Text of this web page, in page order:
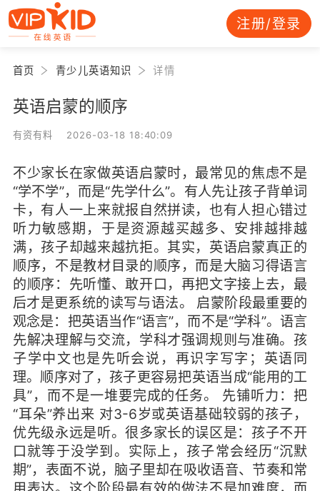
注册/登录
首页 青少儿英语知识 详情
英语启蒙的顺序
有资有料 2026-03-18 18:40:09
不少家长在家做英语启蒙时，最常见的焦虑不是
“学不学”，而是“先学什么”。有人先让孩子背单词
卡，有人一上来就报自然拼读，也有人担心错过
听力敏感期，于是资源越买越多、安排越排越
满，孩子却越来越抗拒。其实，英语启蒙真正的
顺序，不是教材目录的顺序，而是大脑习得语言
的顺序：先听懂、敢开口，再把文字接上去，最
后才是更系统的读写与语法。 启蒙阶段最重要的
观念是：把英语当作“语言”，而不是“学科”。语言
先解决理解与交流，学科才强调规则与准确。孩
子学中文也是先听会说，再识字写字；英语同
理。顺序对了，孩子更容易把英语当成“能用的工
具”，而不是一堆要完成的任务。 先铺听力：把
“耳朵”养出来 对3-6岁或英语基础较弱的孩子，
优先级永远是听。很多家长的误区是：孩子不开
口就等于没学到。实际上，孩子常会经历“沉默
期”，表面不说，脑子里却在吸收语音、节奏和常